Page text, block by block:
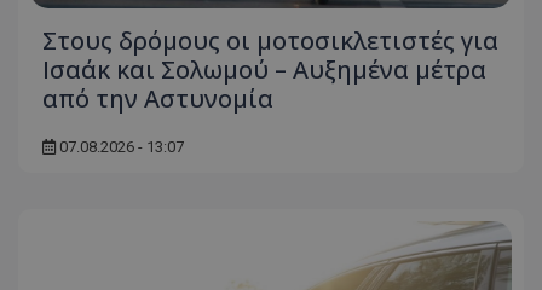
Στους δρόμους οι μοτοσικλετιστές για
Ισαάκ και Σολωμού – Αυξημένα μέτρα
από την Αστυνομία
07.08.2026 - 13:07